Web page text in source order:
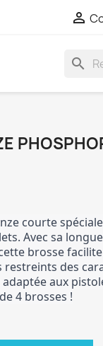

search
courte
Avec sa
brosse
des
aux
4 brosses !